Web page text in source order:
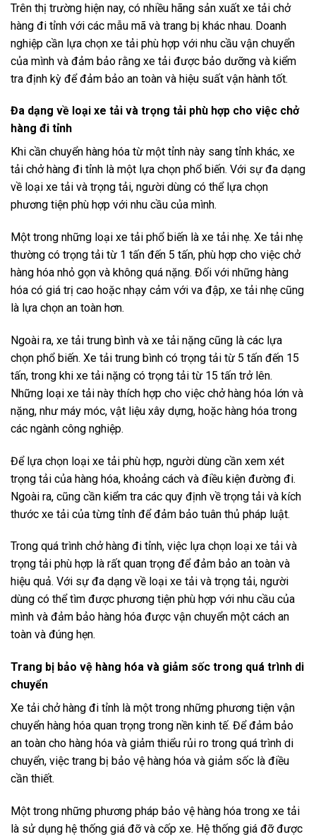
Trên thị trường hiện nay, có nhiều hãng sản xuất xe tải chở
hàng đi tỉnh với các mẫu mã và trang bị khác nhau. Doanh
nghiệp cần lựa chọn xe tải phù hợp với nhu cầu vận chuyển
của mình và đảm bảo rằng xe tải được bảo dưỡng và kiểm
tra định kỳ để đảm bảo an toàn và hiệu suất vận hành tốt.
Đa dạng về loại xe tải và trọng tải phù hợp cho việc chở
hàng đi tỉnh
Khi cần chuyển hàng hóa từ một tỉnh này sang tỉnh khác, xe
tải chở hàng đi tỉnh là một lựa chọn phổ biến. Với sự đa dạng
về loại xe tải và trọng tải, người dùng có thể lựa chọn
phương tiện phù hợp với nhu cầu của mình.
Một trong những loại xe tải phổ biến là xe tải nhẹ. Xe tải nhẹ
thường có trọng tải từ 1 tấn đến 5 tấn, phù hợp cho việc chở
hàng hóa nhỏ gọn và không quá nặng. Đối với những hàng
hóa có giá trị cao hoặc nhạy cảm với va đập, xe tải nhẹ cũng
là lựa chọn an toàn hơn.
Ngoài ra, xe tải trung bình và xe tải nặng cũng là các lựa
chọn phổ biến. Xe tải trung bình có trọng tải từ 5 tấn đến 15
tấn, trong khi xe tải nặng có trọng tải từ 15 tấn trở lên.
Những loại xe tải này thích hợp cho việc chở hàng hóa lớn và
nặng, như máy móc, vật liệu xây dựng, hoặc hàng hóa trong
các ngành công nghiệp.
Để lựa chọn loại xe tải phù hợp, người dùng cần xem xét
trọng tải của hàng hóa, khoảng cách và điều kiện đường đi.
Ngoài ra, cũng cần kiểm tra các quy định về trọng tải và kích
thước xe tải của từng tỉnh để đảm bảo tuân thủ pháp luật.
Trong quá trình chở hàng đi tỉnh, việc lựa chọn loại xe tải và
trọng tải phù hợp là rất quan trọng để đảm bảo an toàn và
hiệu quả. Với sự đa dạng về loại xe tải và trọng tải, người
dùng có thể tìm được phương tiện phù hợp với nhu cầu của
mình và đảm bảo hàng hóa được vận chuyển một cách an
toàn và đúng hẹn.
Trang bị bảo vệ hàng hóa và giảm sốc trong quá trình di
chuyển
Xe tải chở hàng đi tỉnh là một trong những phương tiện vận
chuyển hàng hóa quan trọng trong nền kinh tế. Để đảm bảo
an toàn cho hàng hóa và giảm thiểu rủi ro trong quá trình di
chuyển, việc trang bị bảo vệ hàng hóa và giảm sốc là điều
cần thiết.
Một trong những phương pháp bảo vệ hàng hóa trong xe tải
là sử dụng hệ thống giá đỡ và cốp xe. Hệ thống giá đỡ được